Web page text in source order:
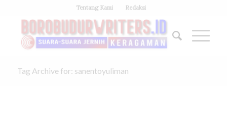
Tentang Kami Redaksi
Tag Archive for: sanentoyuliman